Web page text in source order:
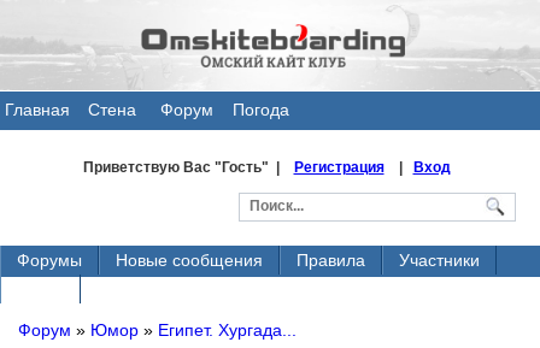
Главная
Стена
Форум Погода
Приветствую Вас"Гость" | Регистрация| Вход
Форумы Новые сообщения Правила
Участники
Форум » Юмор » Египет. Хургада...